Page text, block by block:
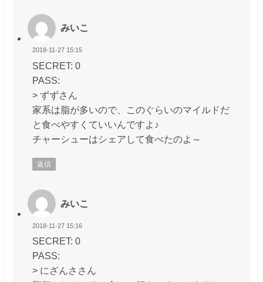
みいこ
2018-11-27 15:15
SECRET: 0
PASS:
> ずずさん
家系は脂が多いので、このぐらいのマイルドだ
と食べやすくていいんですよ♪
チャーシューはシェアして食べたのよ～
返信
みいこ
2018-11-27 15:16
SECRET: 0
PASS:
> にざんささん